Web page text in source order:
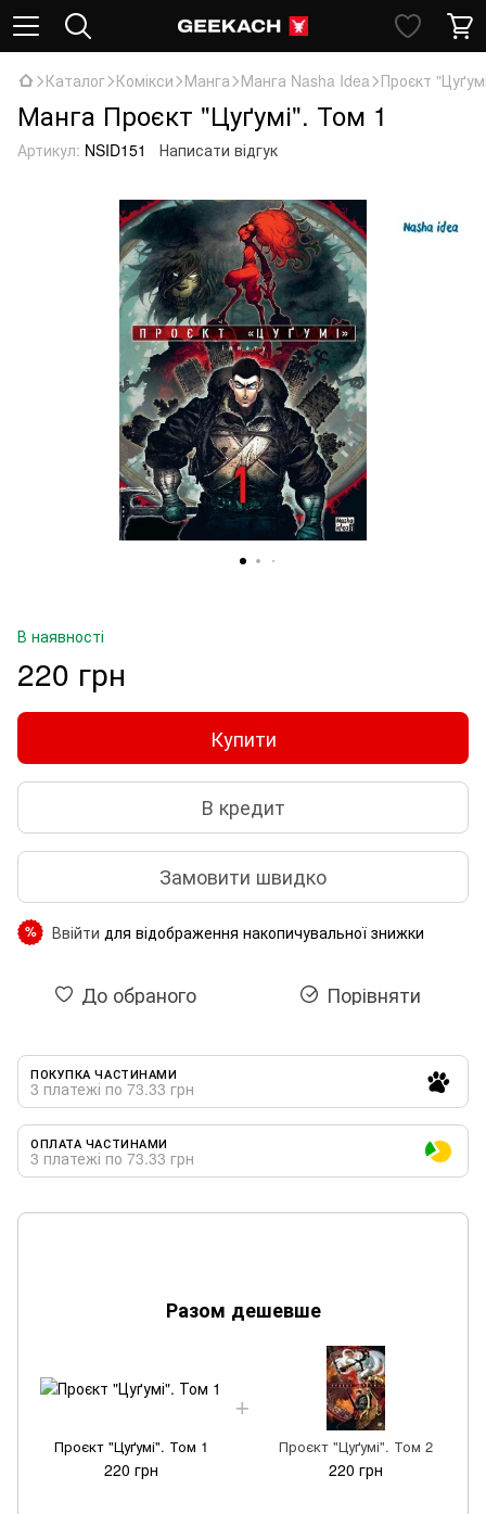
Каталог Комікси Манга Манга Nasha Idea Проєкт
Манга Проєкт "Цуґумі". Том 1
Артикул: NSID151 Написати відгук
В наявності
220 грн
Купити
В кредит
Замовити швидко
% Ввійти для відображення накопичувальної знижки
До обраного Порівняти
ПОКУПКА ЧАСТИНАМИ
3 платежі по 73.33 грн
ОПЛАТА ЧАСТИНАМИ
3 платежі по 73.33 грн
Разом дешевше
Проєкт "Цуґумі". Том 1
220 грн
Проєкт "Цуґумі". Том 2
220 грн